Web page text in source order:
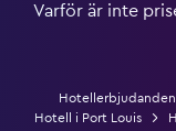
Varför är inte
Hotellerbjudanden
Hotell i Port Louis